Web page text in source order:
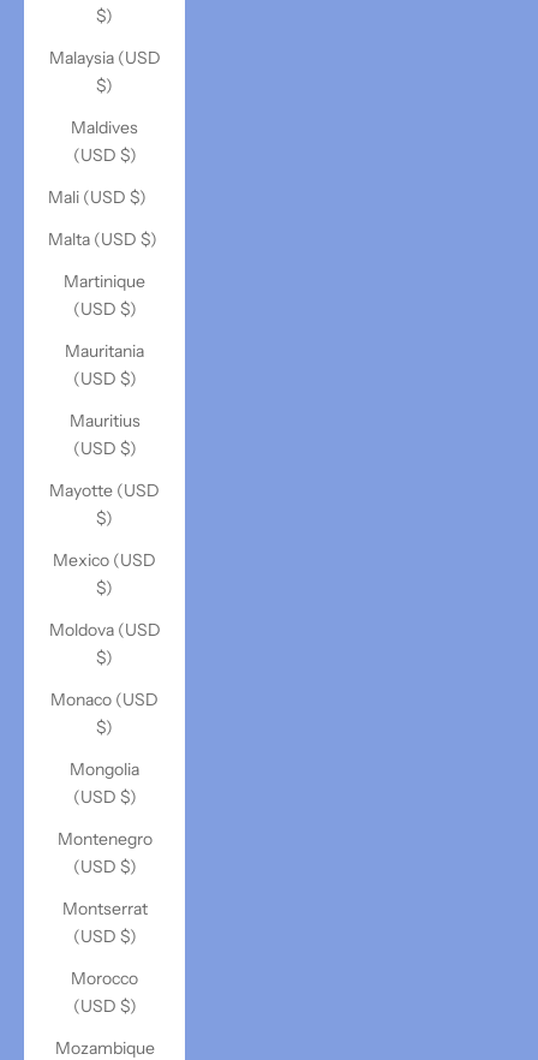
$)
Malaysia (USD
$)
Maldives
(USD $)
Mali (USD $)
Malta (USD $)
Martinique
(USD $)
Mauritania
(USD $)
Mauritius
(USD $)
Mayotte (USD
$)
Mexico (USD
$)
Moldova (USD
$)
Monaco (USD
$)
Mongolia
(USD $)
Montenegro
(USD $)
Montserrat
(USD $)
Morocco
(USD $)
Mozambique